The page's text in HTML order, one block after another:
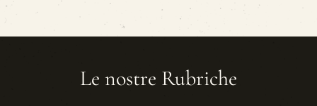
Le nostre Rubriche